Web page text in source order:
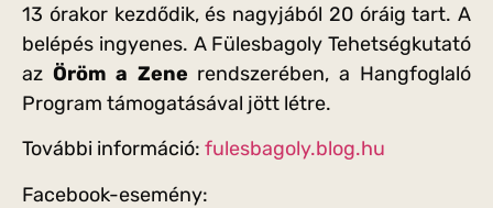
13 órakor kezdődik, és nagyjából 20 óráig tart. A
belépés ingyenes. A Fülesbagoly Tehetségkutató
az Öröm a Zene rendszerében, a Hangfoglaló
Program támogatásával jött létre.
További információ: fulesbagoly.blog.hu
Facebook-esemény: